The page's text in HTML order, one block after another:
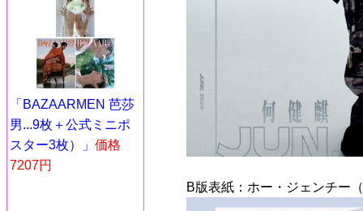
「BAZAARMEN 芭莎
男...9枚＋公式ミニポ
スター3枚）」 価格
7207円
B版表紙：ホー・ジェンチー